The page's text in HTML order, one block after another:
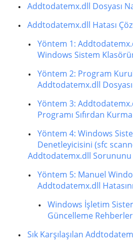
Addtodatemx.dll Dosyası
Addtodatemx.dll Hatası
Yöntem 1:
Windows Sistem
Yöntem 2: Program
Addtodatemx.dll
Yöntem 3:
Programı Sıfırdan Kurma
Yöntem 4: Windows
Denetleyicisini (sfc
Addtodatemx.dll
Yöntem 5: Manuel
Addtodatemx.dll
Windows İşletim
Güncelleme
Sık Karşılaşılan